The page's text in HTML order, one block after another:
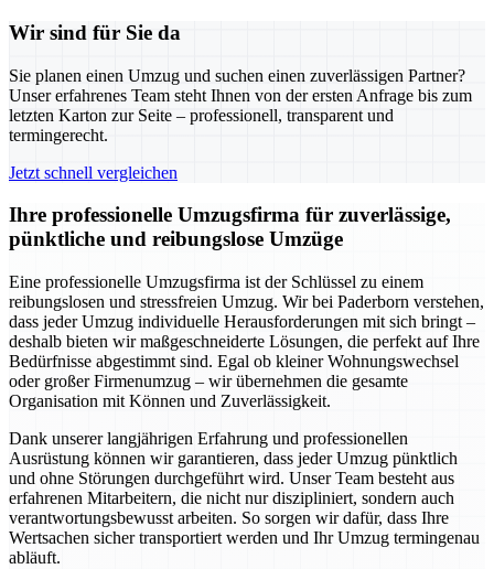
Wir sind für Sie da
Sie planen einen Umzug und suchen einen zuverlässigen Partner?
Unser erfahrenes Team steht Ihnen von der ersten Anfrage bis zum
letzten Karton zur Seite – professionell, transparent und
termingerecht.
Jetzt schnell vergleichen
Ihre professionelle Umzugsfirma für zuverlässige,
pünktliche und reibungslose Umzüge
Eine professionelle Umzugsfirma ist der Schlüssel zu einem
reibungslosen und stressfreien Umzug. Wir bei Paderborn verstehen,
dass jeder Umzug individuelle Herausforderungen mit sich bringt –
deshalb bieten wir maßgeschneiderte Lösungen, die perfekt auf Ihre
Bedürfnisse abgestimmt sind. Egal ob kleiner Wohnungswechsel
oder großer Firmenumzug – wir übernehmen die gesamte
Organisation mit Können und Zuverlässigkeit.
Dank unserer langjährigen Erfahrung und professionellen
Ausrüstung können wir garantieren, dass jeder Umzug pünktlich
und ohne Störungen durchgeführt wird. Unser Team besteht aus
erfahrenen Mitarbeitern, die nicht nur diszipliniert, sondern auch
verantwortungsbewusst arbeiten. So sorgen wir dafür, dass Ihre
Wertsachen sicher transportiert werden und Ihr Umzug termingenau
abläuft.